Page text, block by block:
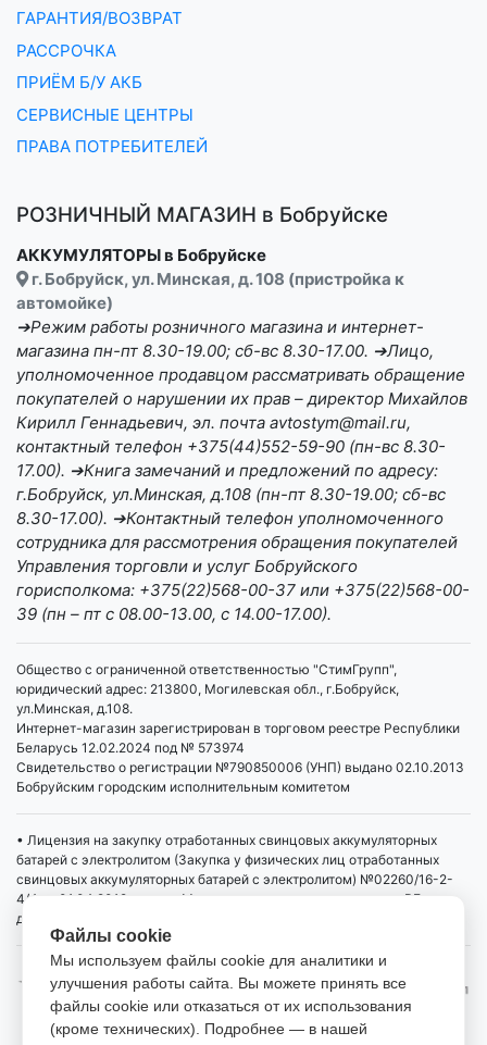
ГАРАНТИЯ/ВОЗВРАТ
РАССРОЧКА
ПРИЁМ Б/У АКБ
СЕРВИСНЫЕ ЦЕНТРЫ
ПРАВА ПОТРЕБИТЕЛЕЙ
РОЗНИЧНЫЙ МАГАЗИН в Бобруйске
АККУМУЛЯТОРЫ в Бобруйске
г. Бобруйск, ул. Минская, д. 108 (пристройка к
автомойке)
➔Режим работы розничного магазина и интернет-
магазина пн-пт 8.30-19.00; сб-вс 8.30-17.00. ➔Лицо,
уполномоченное продавцом рассматривать обращение
покупателей о нарушении их прав – директор Михайлов
Кирилл Геннадьевич, эл. почта avtostym@mail.ru,
контактный телефон +375(44)552-59-90 (пн-вс 8.30-
17.00). ➔Книга замечаний и предложений по адресу:
г.Бобруйск, ул.Минская, д.108 (пн-пт 8.30-19.00; сб-вс
8.30-17.00). ➔Контактный телефон уполномоченного
сотрудника для рассмотрения обращения покупателей
Управления торговли и услуг Бобруйского
горисполкома: +375(22)568-00-37 или +375(22)568-00-
39 (пн – пт с 08.00-13.00, с 14.00-17.00).
Общество с ограниченной ответственностью "СтимГрупп",
юридический адрес: 213800, Могилевская обл., г.Бобруйск,
ул.Минская, д.108.
Интернет-магазин зарегистрирован в торговом реестре Республики
Беларусь 12.02.2024 под № 573974
Свидетельство о регистрации №790850006 (УНП) выдано 02.10.2013
Бобруйским городским исполнительным комитетом
• Лицензия на закупку отработанных свинцовых аккумуляторных
батарей с электролитом (Закупка у физических лиц отработанных
свинцовых аккумуляторных батарей с электролитом) №02260/16-2-
4/4 от 01.04.2019 выдана Министерством промышленности РБ,
действует бессрочно
Файлы cookie
Мы используем файлы cookie для аналитики и
улучшения работы сайта. Вы можете принять все
файлы cookie или отказаться от их использования
(кроме технических). Подробнее — в нашей